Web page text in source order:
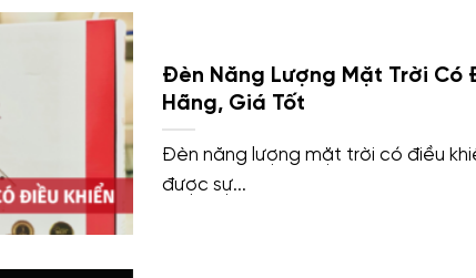
Đèn Năng Lượng Mặt Trời Có
Hãng, Giá Tốt
Đèn năng lượng mặt trời có điều
được sự...